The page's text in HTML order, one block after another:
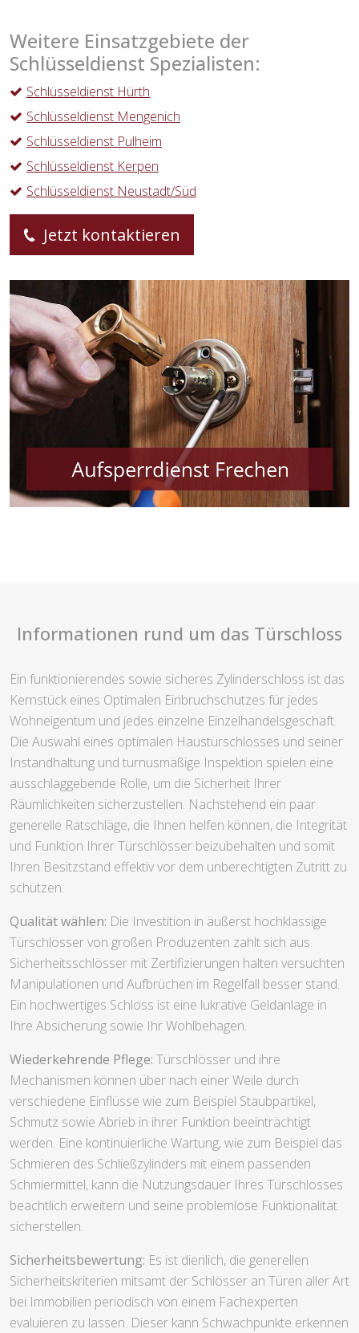
Weitere Einsatzgebiete der
Schlüsseldienst Spezialisten:
Schlüsseldienst Hürth
Schlüsseldienst Mengenich
Schlüsseldienst Pulheim
Schlüsseldienst Kerpen
Schlüsseldienst Neustadt/Süd
Jetzt kontaktieren
Informationen rund um das Türschloss
Ein funktionierendes sowie sicheres Zylinderschloss ist das
Kernstück eines Optimalen Einbruchschutzes für jedes
Wohneigentum und jedes einzelne Einzelhandelsgeschäft.
Die Auswahl eines optimalen Haustürschlosses und seiner
Instandhaltung und turnusmäßige Inspektion spielen eine
ausschlaggebende Rolle, um die Sicherheit Ihrer
Räumlichkeiten sicherzustellen. Nachstehend ein paar
generelle Ratschläge, die Ihnen helfen können, die Integrität
und Funktion Ihrer Türschlösser beizubehalten und somit
Ihren Besitzstand effektiv vor dem unberechtigten Zutritt zu
schützen.
Qualität wählen: Die Investition in äußerst hochklassige
Türschlösser von großen Produzenten zahlt sich aus.
Sicherheitsschlösser mit Zertifizierungen halten versuchten
Manipulationen und Aufbrüchen im Regelfall besser stand.
Ein hochwertiges Schloss ist eine lukrative Geldanlage in
Ihre Absicherung sowie Ihr Wohlbehagen.
Wiederkehrende Pflege: Türschlösser und ihre
Mechanismen können über nach einer Weile durch
verschiedene Einflüsse wie zum Beispiel Staubpartikel,
Schmutz sowie Abrieb in ihrer Funktion beeinträchtigt
werden. Eine kontinuierliche Wartung, wie zum Beispiel das
Schmieren des Schließzylinders mit einem passenden
Schmiermittel, kann die Nutzungsdauer Ihres Türschlosses
beachtlich erweitern und seine problemlose Funktionalität
sicherstellen.
Sicherheitsbewertung: Es ist dienlich, die generellen
Sicherheitskriterien mitsamt der Schlösser an Türen aller Art
bei Immobilien periodisch von einem Fachexperten
evaluieren zu lassen. Dieser kann Schwachpunkte erkennen